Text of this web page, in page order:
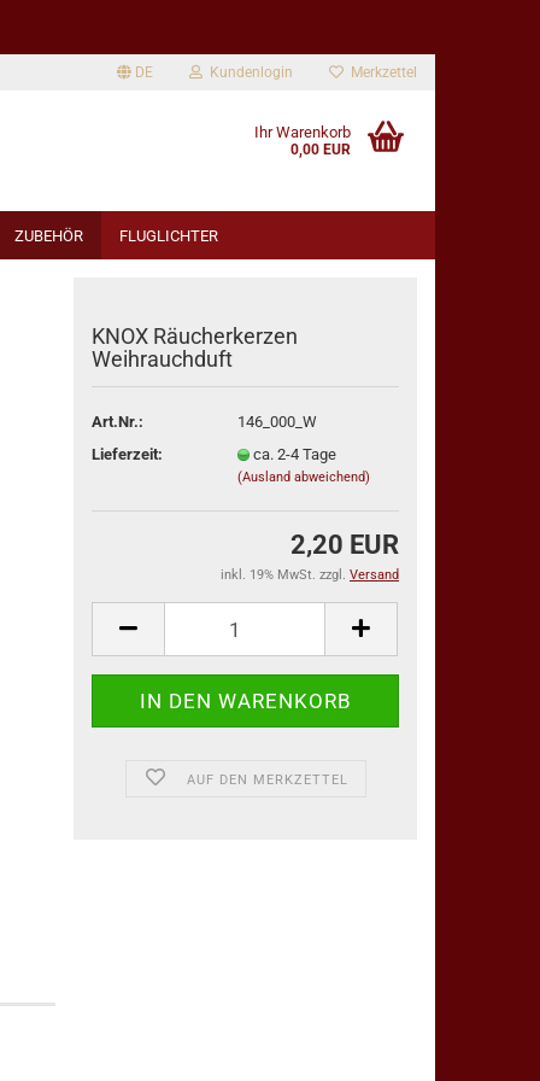
DE Kundenlogin Merkzettel
Ihr Warenkorb
0,00 EUR
ZUBEHÖR FLUGLICHTER
KNOX Räucherkerzen
Weihrauchduft
Art.Nr.:
146_000_W
Lieferzeit:
ca. 2-4 Tage
(Ausland abweichend)
2,20 EUR
inkl. 19% MwSt. zzgl. Versand
AUF DEN MERKZETTEL